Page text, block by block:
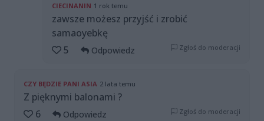
CIECINANIN 1 rok temu
zawsze możesz przyjść i zrobić
samaoyebkę
5
Odpowiedz Zgłoś do moderacji
CZY BĘDZIE PANI ASIA 2 lata temu
Z pięknymi balonami ?
6
Odpowiedz Zgłoś do moderacji